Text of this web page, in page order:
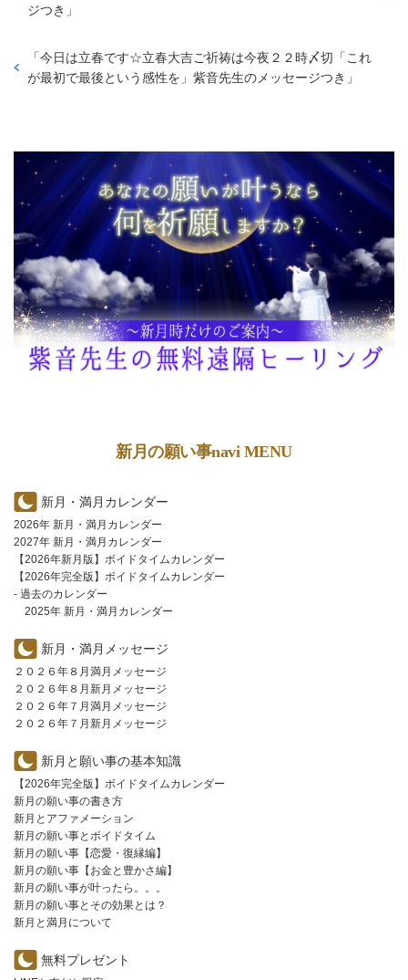
ジつき 」
「今日は立春です☆立春大吉ご祈祷は今夜２２時〆切「これ
が最初で最後という感性を」紫音先生のメッセージつき 」
新月の願い事navi MENU
新月・満月カレンダー
2026年 新月・満月カレンダー
2027年 新月・満月カレンダー
【2026年新月版】ボイドタイムカレンダー
【2026年完全版】ボイドタイムカレンダー
- 過去のカレンダー
2025年 新月・満月カレンダー
新月・満月メッセージ
２０２６年８月満月メッセージ
２０２６年８月新月メッセージ
２０２６年７月満月メッセージ
２０２６年７月新月メッセージ
新月と願い事の基本知識
【2026年完全版】ボイドタイムカレンダー
新月の願い事の書き方
新月とアファメーション
新月の願い事とボイドタイム
新月の願い事【恋愛・復縁編】
新月の願い事【お金と豊かさ編】
新月の願い事が叶ったら。。。
新月の願い事とその効果とは？
新月と満月について
無料プレゼント